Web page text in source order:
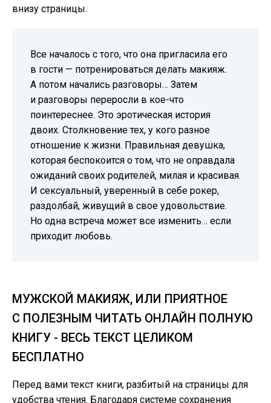
внизу страницы.
Все началось с того, что она пригласила его
в гости — потренироваться делать макияж.
А потом начались разговоры… Затем
и разговоры переросли в кое-что
поинтереснее. Это эротическая история
двоих. Столкновение тех, у кого разное
отношение к жизни. Правильная девушка,
которая беспокоится о том, что не оправдала
ожиданий своих родителей, милая и красивая.
И сексуальный, уверенный в себе рокер,
раздолбай, живущий в свое удовольствие.
Но одна встреча может все изменить… если
приходит любовь.
МУЖСКОЙ МАКИЯЖ, ИЛИ ПРИЯТНОЕ
С ПОЛЕЗНЫМ ЧИТАТЬ ОНЛАЙН ПОЛНУЮ
КНИГУ - ВЕСЬ ТЕКСТ ЦЕЛИКОМ
БЕСПЛАТНО
Перед вами текст книги, разбитый на страницы для
удобства чтения. Благодаря системе сохранения